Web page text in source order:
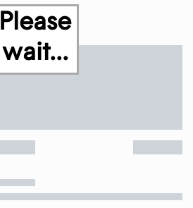
Please
wait...